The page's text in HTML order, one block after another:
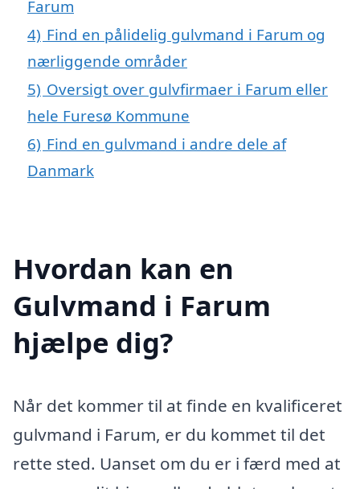
Farum
4) Find en pålidelig gulvmand i Farum og
nærliggende områder
5) Oversigt over gulvfirmaer i Farum eller
hele Furesø Kommune
6) Find en gulvmand i andre dele af
Danmark
Hvordan kan en
Gulvmand i Farum
hjælpe dig?
Når det kommer til at finde en kvalificeret
gulvmand i Farum, er du kommet til det
rette sted. Uanset om du er i færd med at